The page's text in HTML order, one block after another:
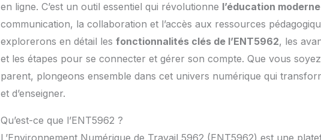
en ligne. C’est un outil essentiel qui révolutionne l’éducation moderne
communication, la collaboration et l’accès aux ressources
explorerons en détail les fonctionnalités clés de l’ENT5962, les
et les étapes pour se connecter et gérer son compte. Que vous
parent, plongeons ensemble dans cet univers numérique qui
et d’enseigner.
Qu’est-ce que l’ENT5962 ?